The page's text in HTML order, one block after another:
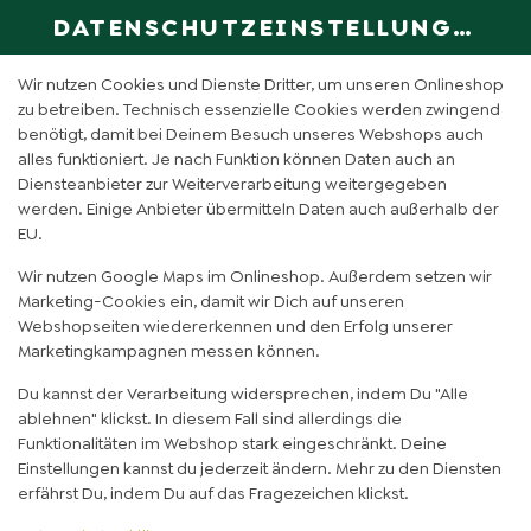
DATENSCHUTZEINSTELLUNGEN
Wir nutzen Cookies und Dienste Dritter, um unseren Onlineshop
zu betreiben. Technisch essenzielle Cookies werden zwingend
benötigt, damit bei Deinem Besuch unseres Webshops auch
alles funktioniert. Je nach Funktion können Daten auch an
Diensteanbieter zur Weiterverarbeitung weitergegeben
werden. Einige Anbieter übermitteln Daten auch außerhalb der
EU.
Wir nutzen Google Maps im Onlineshop. Außerdem setzen wir
Marketing-Cookies ein, damit wir Dich auf unseren
Webshopseiten wiedererkennen und den Erfolg unserer
Marketingkampagnen messen können.
Du kannst der Verarbeitung widersprechen, indem Du "Alle
ablehnen" klickst. In diesem Fall sind allerdings die
Funktionalitäten im Webshop stark eingeschränkt. Deine
Einstellungen kannst du jederzeit ändern. Mehr zu den Diensten
erfährst Du, indem Du auf das Fragezeichen klickst.
DE
FEHLER BEI DEINER